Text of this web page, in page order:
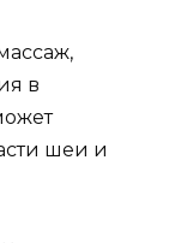
в
шеи и